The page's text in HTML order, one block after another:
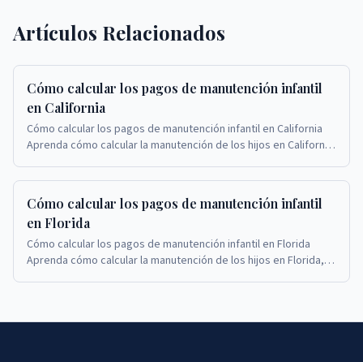
Artículos Relacionados
Cómo calcular los pagos de manutención infantil
en California
Cómo calcular los pagos de manutención infantil en California
Aprenda cómo calcular la manutención de los hijos en California,
Cómo calcular los pagos de manutención infantil
en Florida
Cómo calcular los pagos de manutención infantil en Florida
Aprenda cómo calcular la manutención de los hijos en Florida,